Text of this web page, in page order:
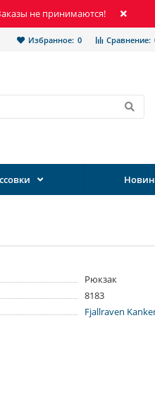
не принимаются!
Сравнение:
Избранное: 0
Рюкзак
8183
Fjallraven